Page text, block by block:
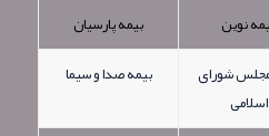
نوین
بیمه پارسیان
شورای
اسلامی
بیمه صدا و سیما